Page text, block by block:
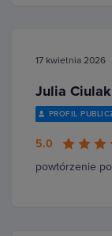
17 kwietnia 2026
Julia Ciulak
PROFIL
5.0
powtórzenie